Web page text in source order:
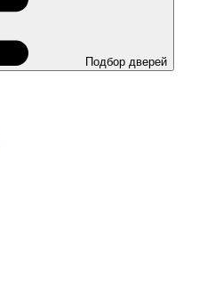
Подбор дверей